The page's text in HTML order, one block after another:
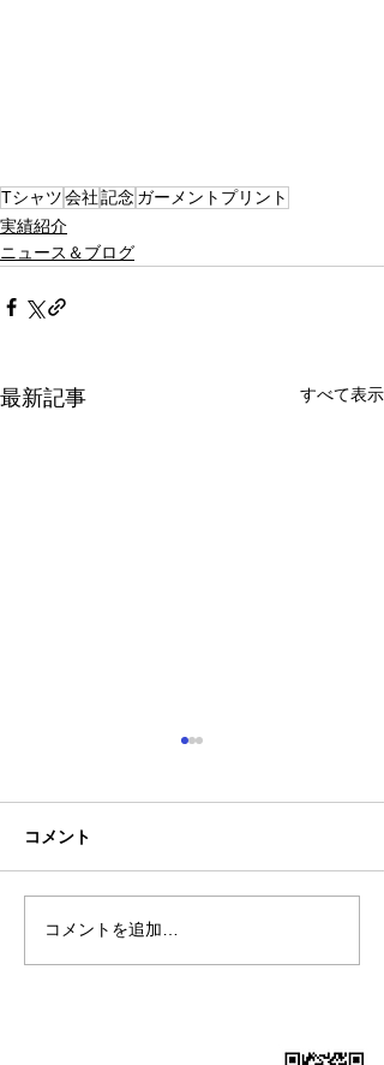
Tシャツ会社記念ガーメントプリント
実績紹介
ニュース＆ブログ
最新記事 すべて表示
熊本地震明けの営業につ
いてのお知らせ
コメント
コメントを追加…